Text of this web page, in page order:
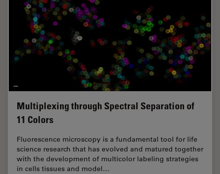
Multiplexing through Spectral Separation of
11 Colors
Fluorescence microscopy is a fundamental tool for life
science research that has evolved and matured together
with the development of multicolor labeling strategies
in cells tissues and model…